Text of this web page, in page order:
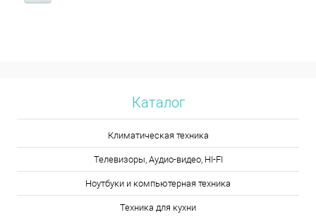
Каталог
Климатическая техника
Телевизоры, Аудио-видео, HI-FI
Ноутбуки и компьютерная техника
Техника для кухни